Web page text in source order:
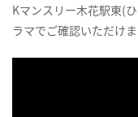
Kマンスリー木花駅東(
ラマでご確認いただけま